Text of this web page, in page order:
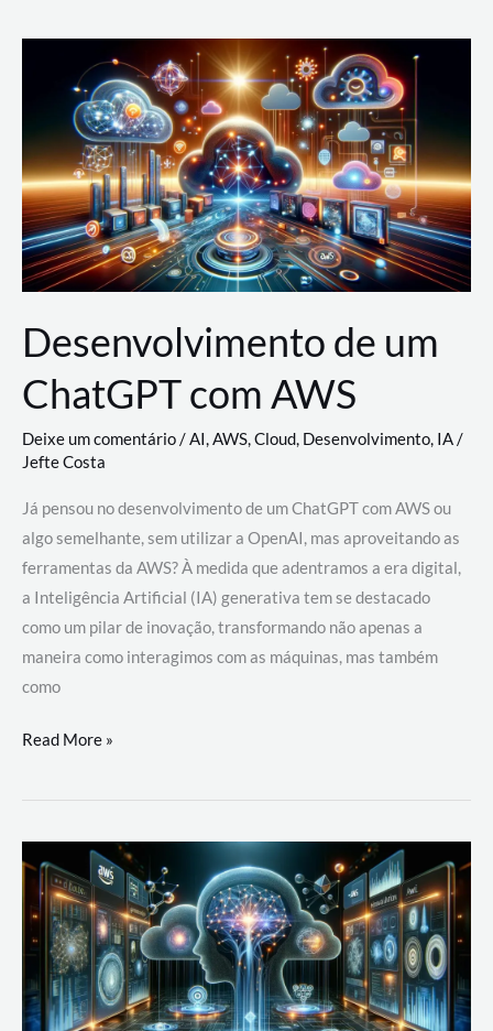
Nuvem:
Google
Cloud,
AWS
e
Azure
Desenvolvimento de um
ChatGPT com AWS
Deixe um comentário/AI,AWS,Cloud, Desenvolvimento, IA/
Jefte Costa
Já pensou no desenvolvimento de um ChatGPT com AWS ou
algo semelhante, sem utilizar a OpenAI, mas aproveitando as
ferramentas da AWS? À medida que adentramos a era digital,
a Inteligência Artificial (IA) generativa tem se destacado
como um pilar de inovação, transformando não apenas a
maneira como interagimos com as máquinas, mas também
como
Desenvolvimento
um
com
AWS
Read More »